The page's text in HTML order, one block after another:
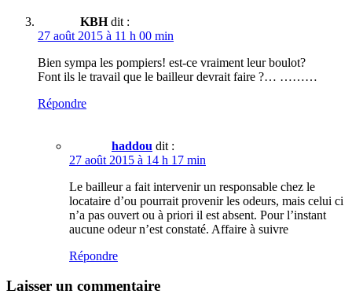
KBH dit :
27 août 2015 à 11 h 00 min
Bien sympa les pompiers! est-ce vraiment leur boulot?
Font ils le travail que le bailleur devrait faire ?… ………
Répondre
haddou dit :
27 août 2015 à 14 h 17 min
Le bailleur a fait intervenir un responsable chez le
locataire d’ou pourrait provenir les odeurs, mais celui ci
n’a pas ouvert ou à priori il est absent. Pour l’instant
aucune odeur n’est constaté. Affaire à suivre
Répondre
Laisser un commentaire